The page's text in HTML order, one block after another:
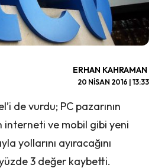
ERHAN KAHRAMAN
20 NISAN 2016 | 13:33
de vurdu; PC pazarının
interneti ve mobil gibi yeni
yollarını ayıracağını
3 değer kaybetti.